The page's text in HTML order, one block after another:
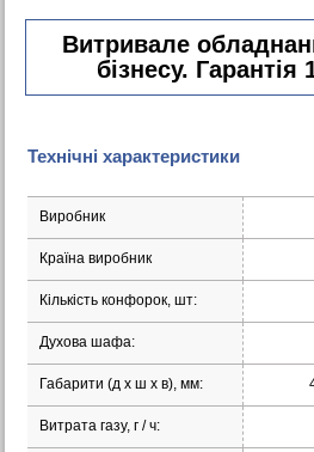
Витривале
бізнесу. Гарантія
Технічні характеристики
Виробник
Країна виробник
Кількість конфорок, шт:
Духова шафа:
Габарити (д х ш х в), мм:
Витрата газу, г / ч: